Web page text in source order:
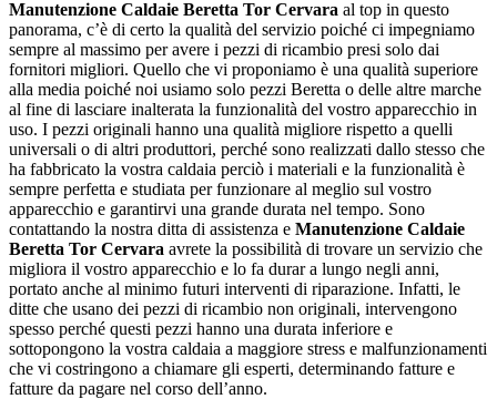
Manutenzione Caldaie Beretta Tor Cervara al top in questo
panorama, c’è di certo la qualità del servizio poiché ci impegniamo
sempre al massimo per avere i pezzi di ricambio presi solo dai
fornitori migliori. Quello che vi proponiamo è una qualità superiore
alla media poiché noi usiamo solo pezzi Beretta o delle altre marche
al fine di lasciare inalterata la funzionalità del vostro apparecchio in
uso. I pezzi originali hanno una qualità migliore rispetto a quelli
universali o di altri produttori, perché sono realizzati dallo stesso che
ha fabbricato la vostra caldaia perciò i materiali e la funzionalità è
sempre perfetta e studiata per funzionare al meglio sul vostro
apparecchio e garantirvi una grande durata nel tempo. Sono
contattando la nostra ditta di assistenza e Manutenzione Caldaie
Beretta Tor Cervara avrete la possibilità di trovare un servizio che
migliora il vostro apparecchio e lo fa durar a lungo negli anni,
portato anche al minimo futuri interventi di riparazione. Infatti, le
ditte che usano dei pezzi di ricambio non originali, intervengono
spesso perché questi pezzi hanno una durata inferiore e
sottopongono la vostra caldaia a maggiore stress e malfunzionamenti
che vi costringono a chiamare gli esperti, determinando fatture e
fatture da pagare nel corso dell’anno.